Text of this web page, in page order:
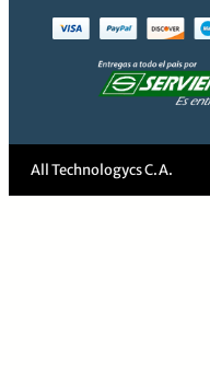
All Technologycs C.A.